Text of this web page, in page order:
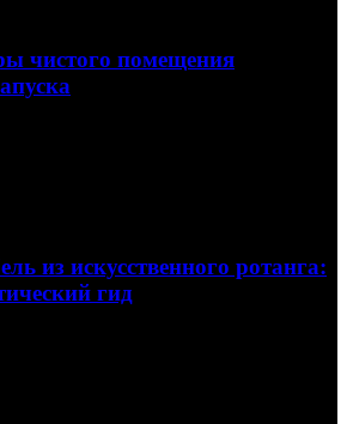
чистого помещения
из искусственного ротанга:
гид